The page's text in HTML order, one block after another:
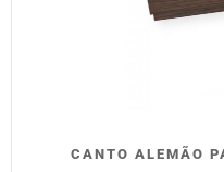
CANTO ALEMÃO